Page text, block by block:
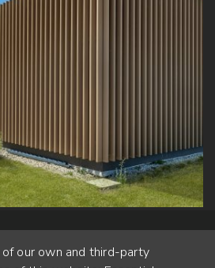
our own and third-party